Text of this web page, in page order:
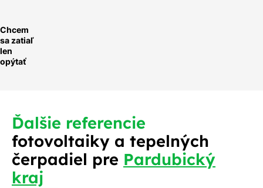
Chcem
sa zatiaľ
len
opýtať
Ďalšie referencie
fotovoltaiky a tepelných
čerpadiel pre Pardubický
kraj